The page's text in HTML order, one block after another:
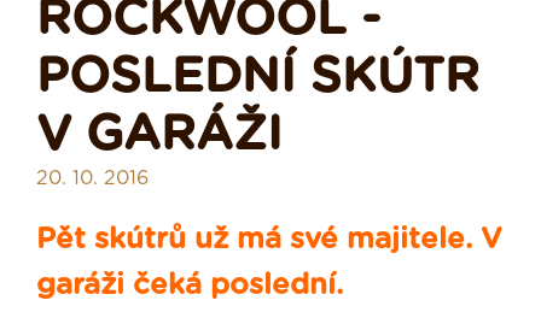
ROCKWOOL -
POSLEDNÍ SKÚTR
V GARÁŽI
20. 10. 2016
Pět skútrů už má své majitele. V
garáži čeká poslední.